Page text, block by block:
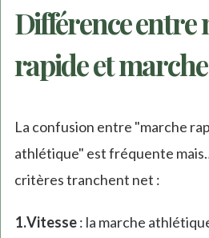
Différence entre
rapide et
La confusion entre "marche
athlétique" est fréquente
critères tranchent net :
Vitesse: la marche